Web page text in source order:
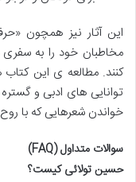
این آثار نیز همچون
مخاطبان خود را به
کنند. مطالعه ی این
توانایی های ادبی و
خواندن شعرهایی که با
سوالات متداول (FAQ)
حسین تولائی کیست؟